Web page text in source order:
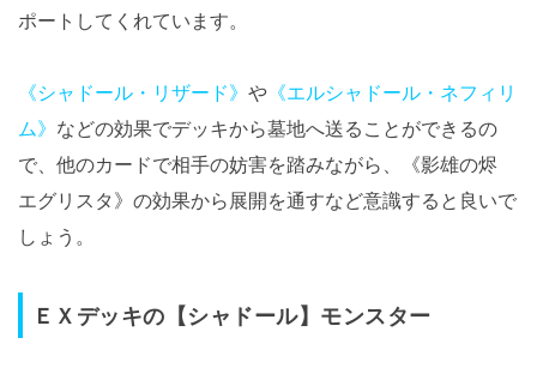
ポートしてくれています。
《シャドール・リザード》 や 《エルシャドール・ネフィリ
ム》 などの効果でデッキから墓地へ送ることができるの
で、他のカードで相手の妨害を踏みながら、《影雄の烬
エグリスタ》の効果から展開を通すなど意識すると良いで
しょう。
ＥＸデッキの【シャドール】モンスター